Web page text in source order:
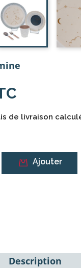
de livraison
Ajouter
Description